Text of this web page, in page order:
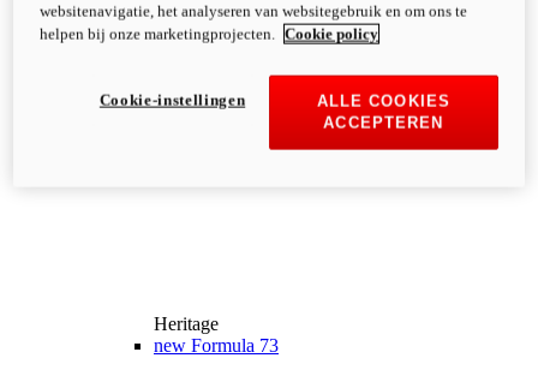
Heritage
new Formula 73
websitenavigatie, het analyseren van websitegebruik en om ons te
helpen bij onze marketingprojecten.
Cookie policy
ALLE COOKIES
ACCEPTEREN
Cookie-instellingen